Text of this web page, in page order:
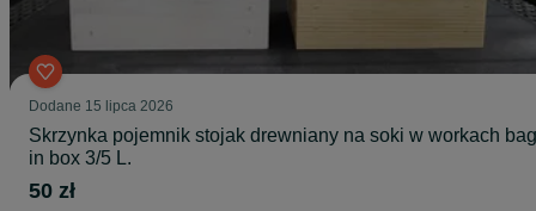
Dodane 15 lipca 2026
Skrzynka pojemnik stojak drewniany na soki w workach bag
in box 3/5 L.
50 zł